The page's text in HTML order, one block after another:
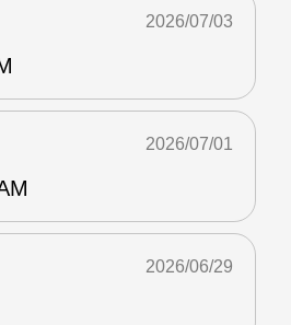
2026/07/03
2026/07/01
2026/06/29